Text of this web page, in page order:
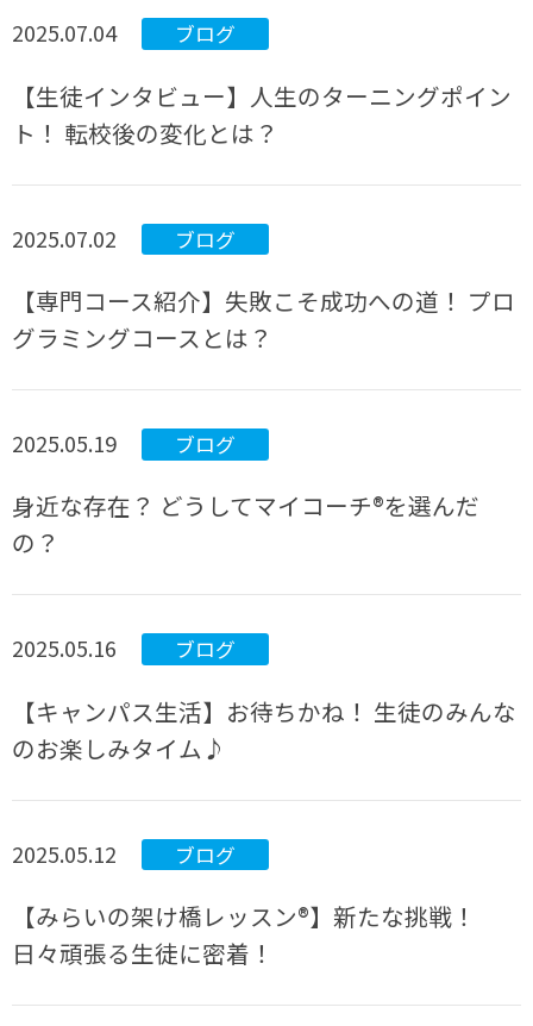
2025.07.04 ブログ
【生徒インタビュー】人生のターニングポイン
ト！ 転校後の変化とは？
2025.07.02 ブログ
【専門コース紹介】失敗こそ成功への道！ プロ
グラミングコースとは？
2025.05.19 ブログ
身近な存在？ どうしてマイコーチ®を選んだ
の？
2025.05.16 ブログ
【キャンパス生活】お待ちかね！ 生徒のみんな
のお楽しみタイム♪
2025.05.12 ブログ
【みらいの架け橋レッスン®】新たな挑戦！
日々頑張る生徒に密着！